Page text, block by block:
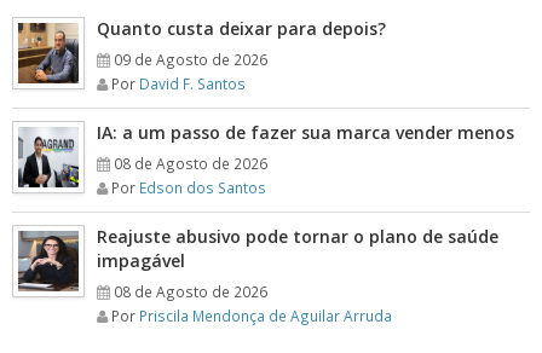
Quanto custa deixar para depois?
09 de Agosto de 2026
Por David F. Santos
IA: a um passo de fazer sua marca vender menos
08 de Agosto de 2026
Por Edson dos Santos
Reajuste abusivo pode tornar o plano de saúde
impagável
08 de Agosto de 2026
Por Priscila Mendonça de Aguilar Arruda